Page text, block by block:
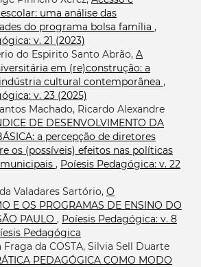
uma análise das
do programa bolsa família ,
v. 21 (2023)
do Espirito Santo Abrão, A
em (re)construção: a
cultural contemporânea ,
v. 23 (2025)
Machado, Ricardo Alexandre
DE DESENVOLVIMENTO DA
a percepção de diretores
os (possíveis) efeitos nas políticas
, Poíesis Pedagógica: v. 22
Valadares Sartório, O
E OS PROGRAMAS DE ENSINO DO
PAULO , Poíesis Pedagógica: v. 8
Pedagógica
Fraga da COSTA, Silvia Sell Duarte
PEDAGÓGICA COMO MODO